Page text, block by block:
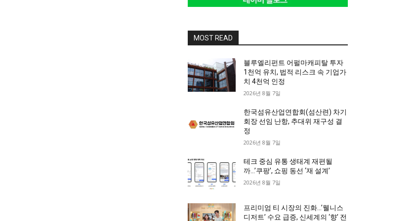
MOST READ
블루엘리펀트 어펄마캐피탈 투자
1천억 유치, 법적 리스크 속 기업가
치 4천억 인정
2026년 8월 7일
한국섬유산업연합회(섬산련) 차기
회장 선임 난항, 추대위 재구성 결
정
2026년 8월 7일
테크 중심 유통 생태계 재편될
까…’쿠팡’, 쇼핑 동선 ‘재 설계’
2026년 8월 7일
프리미엄 티 시장의 진화…’웰니스
디저트’ 수요 급증, 신세계의 ‘향’ 전